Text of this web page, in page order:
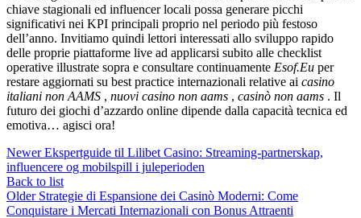
chiave stagionali ed influencer locali possa generare picchi
significativi nei KPI principali proprio nel periodo più festoso
dell’anno.​ Invitiamo quindi lettori interessati allo sviluppo rapido
delle proprie piattaforme live ad applicarsi subito alle checklist
operative illustrate sopra e consultare continuamente Esof.Eu per
restare aggiornati su best practice internazionali relative ai casino
italiani non AAMS , nuovi casino non aams , casinò non aams . Il
futuro dei giochi d’azzardo online dipende dalla capacità tecnica ed
emotiva… agisci ora!
Newer Ekspertguide til Lilibet Casino: Streaming‑partnerskap,
influencere og mobilspill i juleperioden
Back to list
Older Strategie di Espansione dei Casinò Moderni: Come
Conquistare i Mercati Internazionali con Bonus Attraenti